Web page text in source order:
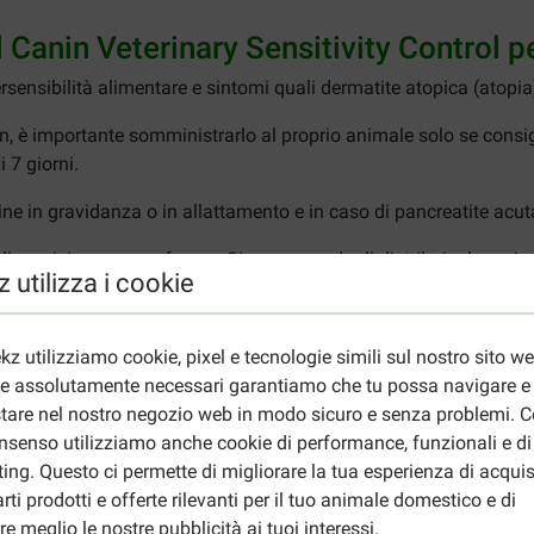
utilizza i cookie
utilizziamo cookie, pixel e tecnologie simili sul nostro sito
assolutamente necessari garantiamo che tu possa navigare e
nel nostro negozio web in modo sicuro e senza problemi.
utilizziamo anche cookie di performance, funzionali e di
Questo ci permette di migliorare la tua esperienza di
prodotti e offerte rilevanti per il tuo animale domestico e di
meglio le nostre pubblicità ai tuoi interessi.
Veterinary Sensitivity Control
alimentare e sintomi quali dermatite atopica
è importante somministrarlo al proprio animale solo se
7 giorni.
in gravidanza o in allattamento e in caso di pancreatite
acqua fresca. Si raccomanda di distribuire la
La quantità corretta di cibo dipende anche dalla razza,
a cibo umido, ovviamente valgono quantità diverse.
Veterinary Sensitivity Control per
Sovrappeso
Grammi
48